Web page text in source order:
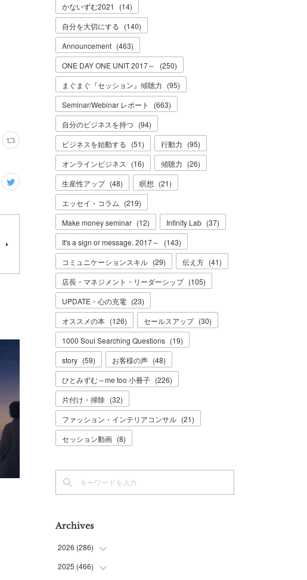
かないずむ2021
(14)
自分を大切にする (140)
Announcement (463)
ONE DAY ONE UNIT 2017～
(250)
まぐまぐ『セッション』傾聴力 (95)
Seminar/Webinar レポート
(663)
自分のビジネスを持つ (94)
ビジネスを始動する (51) 行動力 (95)
オンラインビジネス
(16) 傾聴力 (26)
生産性アップ (48) 瞑想 (21)
エッセイ・コラム (219)
Make money seminar (12) Infinity Lab (37)
It's a sign or message. 2017～
(143)
コミュニケーションスキル (29) 伝え方 (41)
店長・マネジメント・リーダーシップ (105)
UPDATE・心の充電 (23)
オススメの本 (126) セールスアップ (30)
1000 Soul Searching Questions (19)
story (59) お客様の声 (48)
ひとみずむ～me too 小冊子 (226)
片付け・掃除 (32)
ファッション・インテリアコンサル (21)
セッション動画 (8)
Archives
2026 (286)
(7)
2025 (466)